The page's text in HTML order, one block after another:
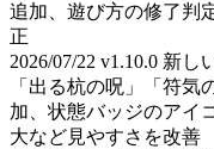
追加、遊び方の修了判
正
2026/07/22 v1.10.0 新
「出る杭の呪」「符気
加、状態バッジのアイ
大など見やすさを改善